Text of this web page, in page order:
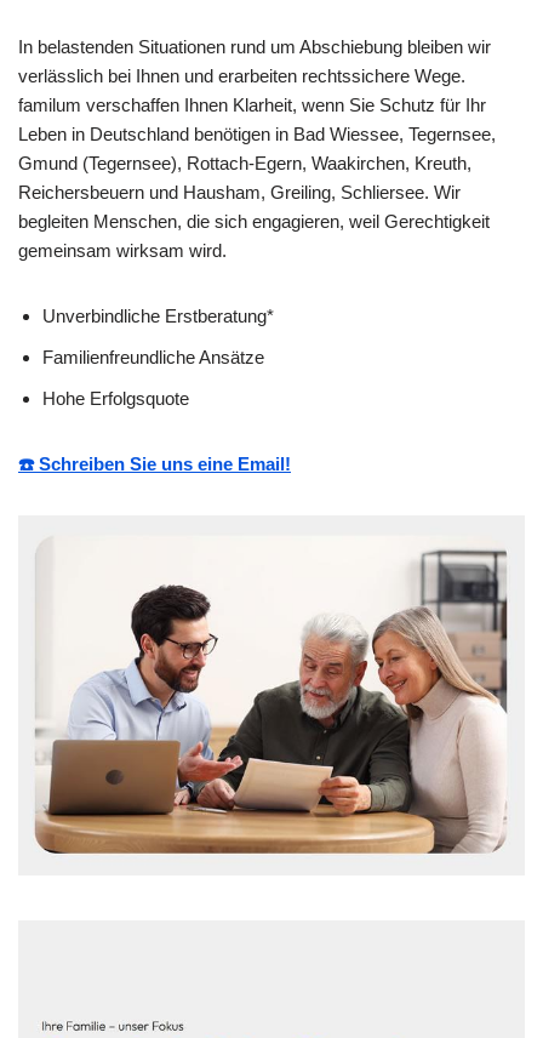
In belastenden Situationen rund um Abschiebung bleiben wir
verlässlich bei Ihnen und erarbeiten rechtssichere Wege.
familum verschaffen Ihnen Klarheit, wenn Sie Schutz für Ihr
Leben in Deutschland benötigen in Bad Wiessee, Tegernsee,
Gmund (Tegernsee), Rottach-Egern, Waakirchen, Kreuth,
Reichersbeuern und Hausham, Greiling, Schliersee. Wir
begleiten Menschen, die sich engagieren, weil Gerechtigkeit
gemeinsam wirksam wird.
Unverbindliche Erstberatung*
Familienfreundliche Ansätze
Hohe Erfolgsquote
☎️ Schreiben Sie uns eine Email!